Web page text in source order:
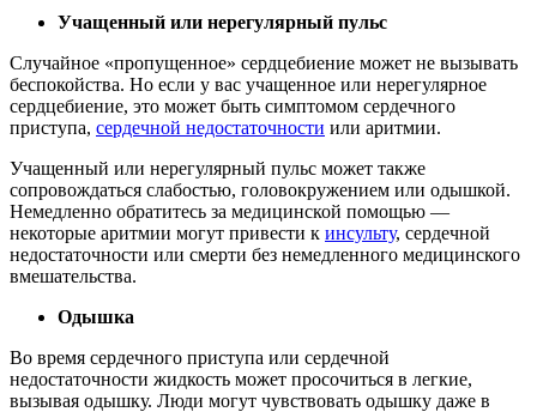
Учащенный или нерегулярный пульс
Случайное «пропущенное» сердцебиение может не вызывать
беспокойства. Но если у вас учащенное или нерегулярное
сердцебиение, это может быть симптомом сердечного
приступа, сердечной недостаточности или аритмии.
Учащенный или нерегулярный пульс может также
сопровождаться слабостью, головокружением или одышкой.
Немедленно обратитесь за медицинской помощью —
некоторые аритмии могут привести к инсульту, сердечной
недостаточности или смерти без немедленного медицинского
вмешательства.
Одышка
Во время сердечного приступа или сердечной
недостаточности жидкость может просочиться в легкие,
вызывая одышку. Люди могут чувствовать одышку даже в